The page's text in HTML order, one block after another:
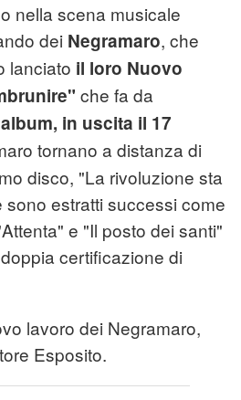
nella scena musicale
dei Negramaro, che
lanciato il loro Nuovo
che fa da
in uscita il 17
tornano a distanza di
disco, "La rivoluzione sta
estratti successi come
e "Il posto dei santi"
certificazione di
lavoro dei Negramaro,
Esposito.